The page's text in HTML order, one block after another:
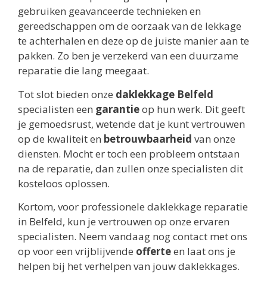
gebruiken geavanceerde technieken en
gereedschappen om de oorzaak van de lekkage
te achterhalen en deze op de juiste manier aan te
pakken. Zo ben je verzekerd van een duurzame
reparatie die lang meegaat.
Tot slot bieden onze daklekkage Belfeld
specialisten een garantieop hun werk. Dit geeft
je gemoedsrust, wetende dat je kunt vertrouwen
op de kwaliteit en betrouwbaarheid van onze
diensten. Mocht er toch een probleem ontstaan
na de reparatie, dan zullen onze specialisten dit
kosteloos oplossen.
Kortom, voor professionele daklekkage reparatie
in Belfeld, kun je vertrouwen op onze ervaren
specialisten. Neem vandaag nog contact met ons
op voor een vrijblijvende offerteen laat ons je
helpen bij het verhelpen van jouw daklekkages.